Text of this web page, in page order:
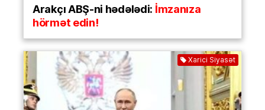
Arakçı ABŞ-ni hədələdi: İmzanıza
hörmət edin!
Xarici Siyasət